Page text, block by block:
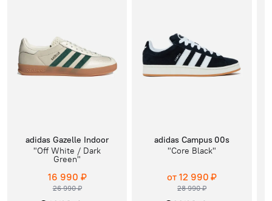
adidas Gazelle Indoor
"Off White / Dark
Green"
26 990 ₽
16 990 ₽
adidas Campus 00s
"Core Black"
28 990 ₽
от 12 990 ₽